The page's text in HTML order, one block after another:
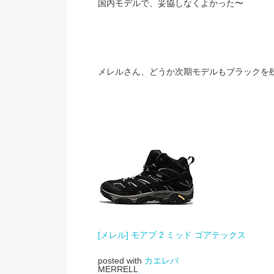
国内モデルで、妥協しなくよかった〜
メレルさん、どうか次期モデルもブラックを
[メレル] モアブ 2 ミッド ゴアテックス
posted with カエレバ
MERRELL